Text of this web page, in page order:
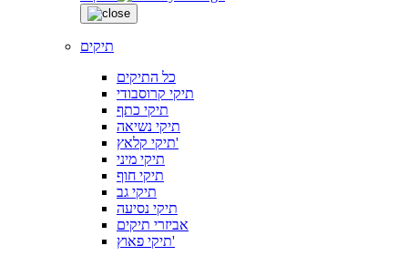
תיקים
כל התיקים
תיקי קרוסבודי
תיקי כתף
תיקי נשיאה
תיקי קלאץ'
תיקי מיני
תיקי חוף
תיקי גב
תיקי נסיעה
אביזרי תיקים
תיקי פאוץ'